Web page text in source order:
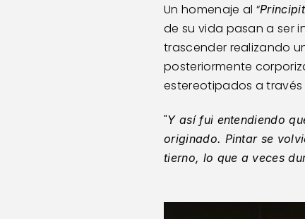
Un homenaje al “
de su vida pasan a ser
trascender realizando
posteriormente
estereotipados a
"Y así fui entendiendo
originado. Pintar se
tierno, lo que a veces